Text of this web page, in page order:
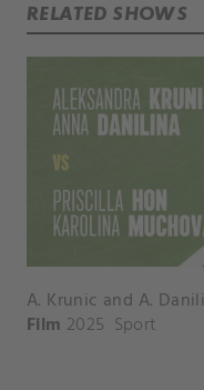
RELATED SHOWS
Film 2025 Sport